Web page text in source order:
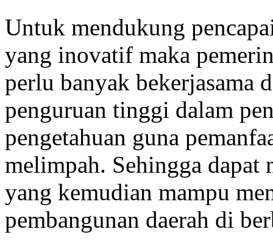
Untuk mendukung
yang inovatif maka
perlu banyak bekerjasama
penguruan tinggi dalam
pengetahuan guna
melimpah. Sehingga dapat
yang kemudian mampu
pembangunan daerah di